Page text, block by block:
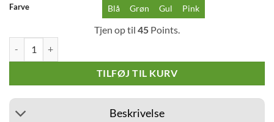
Farve Blå Grøn Gul Pink
Tjen op til 45 Points.
TILFØJ TIL KURV
Beskrivelse